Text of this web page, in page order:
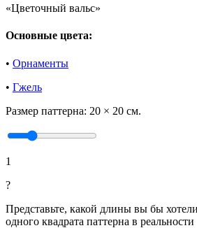
«Цветочный вальс»
Основные цвета:
• Орнаменты
• Гжель
Размер паттерна: 20 × 20 см.
1
?
Представьте, какой длины вы бы
одного квадрата паттерна в реальности